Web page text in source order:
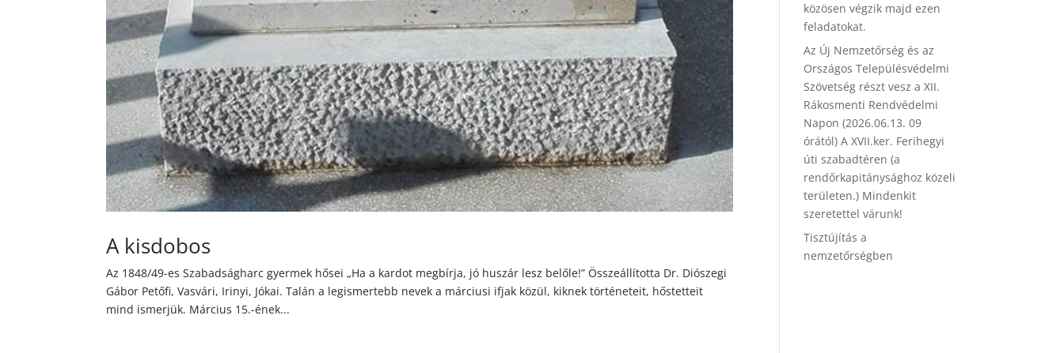
A kisdobos
Az 1848/49-es Szabadságharc gyermek hősei „Ha a kardot megbírja, jó huszár lesz belőle!” Összeállította Dr. Diószegi
Gábor Petőfi, Vasvári, Irinyi, Jókai. Talán a legismertebb nevek a márciusi ifjak közül, kiknek történeteit, hőstetteit
mind ismerjük. Március 15.-ének...
közösen végzik majd ezen
feladatokat.
Az Új Nemzetőrség és az
Országos Településvédelmi
Szövetség részt vesz a XII.
Rákosmenti Rendvédelmi
Napon (2026.06.13. 09
órától) A XVII.ker. Ferihegyi
úti szabadtéren (a
rendőrkapitánysághoz közeli
területen.) Mindenkit
szeretettel várunk!
Tisztújítás a
nemzetőrségben